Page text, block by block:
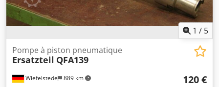
1 / 5
Wiefelstede 889 km
Pompe à piston pneumatique
Ersatzteil QFA139
120 €